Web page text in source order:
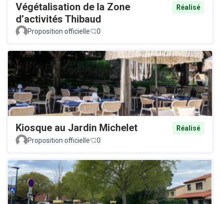
Végétalisation de la Zone
d’activités Thibaud
Réalisé
Proposition officielle 0
Kiosque au Jardin Michelet
Réalisé
Proposition officielle
0